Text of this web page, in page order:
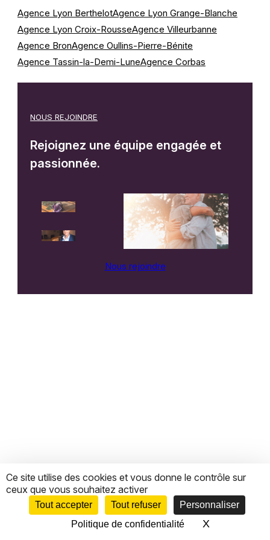
Panneau de gestion des cookies
Ce site utilise des cookies et vous donne le contrôle sur
ceux que vous souhaitez activer
Tout accepter Tout refuser
Personnaliser
Politique de confidentialité
XMasquer le
Agence Lyon BerthelotAgence Lyon Grange-Blanche
Agence Lyon Croix-RousseAgence Villeurbanne
Agence BronAgence Oullins-Pierre-Bénite
Agence Tassin-la-Demi-LuneAgence Corbas
NOUS REJOINDRE
Rejoignez une équipe engagée et
passionnée.
Nous rejoindre